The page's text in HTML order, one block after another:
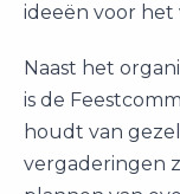
ideeën voor het
Naast het
is de
houdt van
vergaderingen